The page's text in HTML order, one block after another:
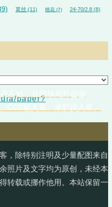
paper?
莫丝 (11) 桃花 (7) 24-70/2.8 (8)
不好，且陆续死虾@@
，除特别注明及少量配图来自
照片及文字均为原创，未经本
转载或挪作他用。本站保留一